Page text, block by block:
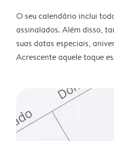
O seu calendário inclui
assinalados. Além disso,
suas datas especiais,
Acrescente aquele toque